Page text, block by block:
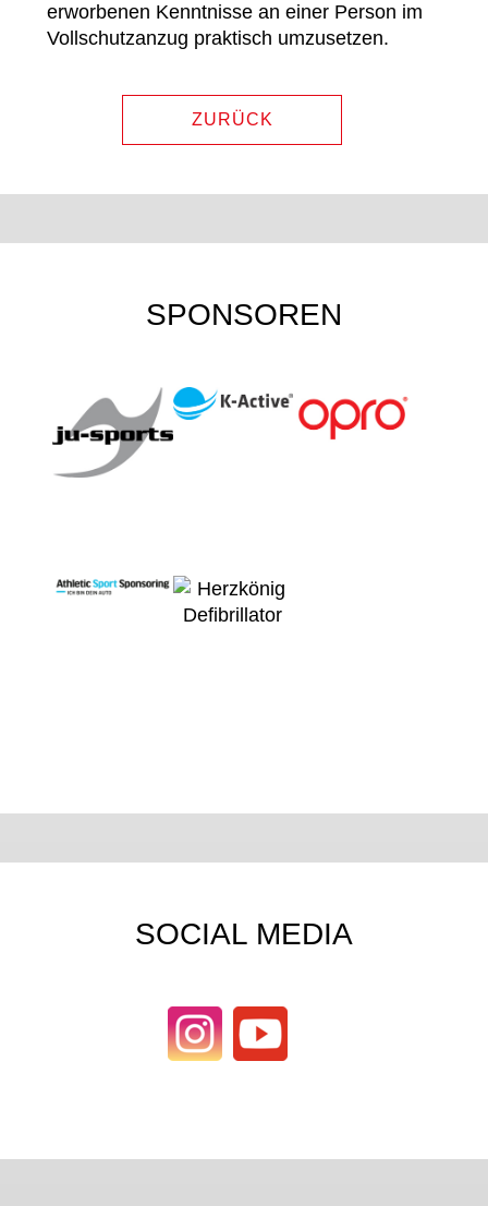
erworbenen Kenntnisse an einer Person im
Vollschutzanzug praktisch umzusetzen.
ZURÜCK
SPONSOREN
SOCIAL MEDIA